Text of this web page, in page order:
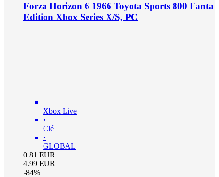
Forza Horizon 6 1966 Toyota Sports 800 Fanta
Edition Xbox Series X/S, PC
Xbox Live
•
Clé
•
GLOBAL
0.81 EUR
4.99 EUR
-84%